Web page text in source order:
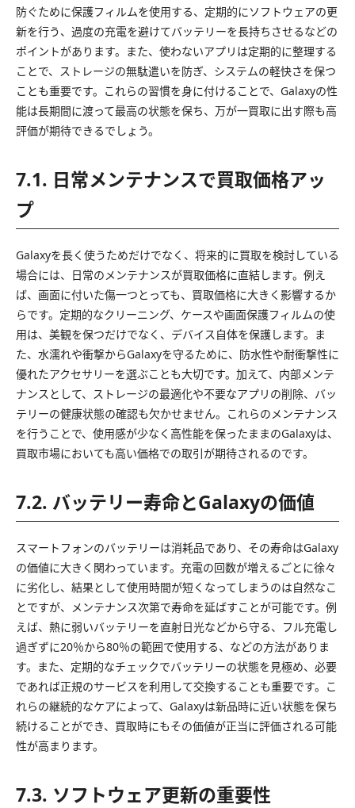
防ぐために保護フィルムを使用する、定期的にソフトウェアの更
新を行う、過度の充電を避けてバッテリーを長持ちさせるなどの
ポイントがあります。また、使わないアプリは定期的に整理する
ことで、ストレージの無駄遣いを防ぎ、システムの軽快さを保つ
ことも重要です。これらの習慣を身に付けることで、Galaxyの性
能は長期間に渡って最高の状態を保ち、万が一買取に出す際も高
評価が期待できるでしょう。
7.1. 日常メンテナンスで買取価格アッ
プ
Galaxyを長く使うためだけでなく、将来的に買取を検討している
場合には、日常のメンテナンスが買取価格に直結します。例え
ば、画面に付いた傷一つとっても、買取価格に大きく影響するか
らです。定期的なクリーニング、ケースや画面保護フィルムの使
用は、美観を保つだけでなく、デバイス自体を保護します。ま
た、水濡れや衝撃からGalaxyを守るために、防水性や耐衝撃性に
優れたアクセサリーを選ぶことも大切です。加えて、内部メンテ
ナンスとして、ストレージの最適化や不要なアプリの削除、バッ
テリーの健康状態の確認も欠かせません。これらのメンテナンス
を行うことで、使用感が少なく高性能を保ったままのGalaxyは、
買取市場においても高い価格での取引が期待されるのです。
7.2. バッテリー寿命とGalaxyの価値
スマートフォンのバッテリーは消耗品であり、その寿命はGalaxy
の価値に大きく関わっています。充電の回数が増えるごとに徐々
に劣化し、結果として使用時間が短くなってしまうのは自然なこ
とですが、メンテナンス次第で寿命を延ばすことが可能です。例
えば、熱に弱いバッテリーを直射日光などから守る、フル充電し
過ぎずに20％から80％の範囲で使用する、などの方法がありま
す。また、定期的なチェックでバッテリーの状態を見極め、必要
であれば正規のサービスを利用して交換することも重要です。こ
れらの継続的なケアによって、Galaxyは新品時に近い状態を保ち
続けることができ、買取時にもその価値が正当に評価される可能
性が高まります。
7.3. ソフトウェア更新の重要性